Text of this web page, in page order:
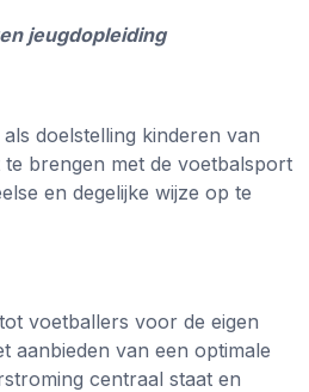
jeugdopleiding
doelstelling kinderen van
brengen met de voetbalsport
en degelijke wijze op te
voetballers voor de eigen
aanbieden van een optimale
centraal staat en